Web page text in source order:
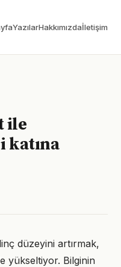
YazılarHakkımızdaİletişim
ile
düzeyini artırmak,
yükseltiyor. Bilginin